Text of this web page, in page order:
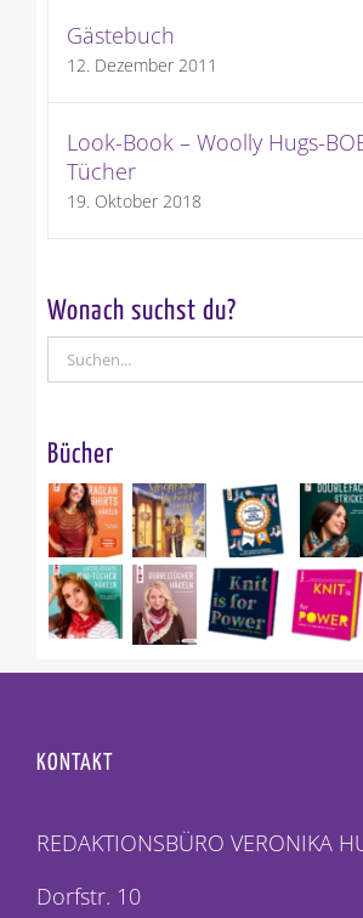
Gästebuch
12. Dezember 2011
Look-Book – Woolly Hugs-
Tücher
19. Oktober 2018
Wonach suchst du?
Suche
nach:
Bücher
KONTAKT
REDAKTIONSBÜRO VERONIKA
Dorfstr. 10